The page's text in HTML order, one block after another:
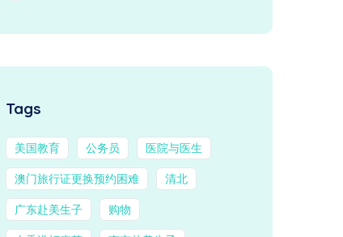
Tags
美国教育 公务员 医院与医生
澳门旅行证更换预约困难 清北
广东赴美生子 购物